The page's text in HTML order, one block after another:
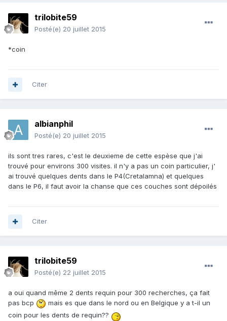
trilobite59
Posté(e) 20 juillet 2015
*coin
Citer
albianphil
Posté(e) 20 juillet 2015
ils sont tres rares, c'est le deuxieme de cette espèse que j'ai
trouvé pour environs 300 visites. il n'y a pas un coin particulier, j'
ai trouvé quelques dents dans le P4(Cretalamna) et quelques
dans le P6, il faut avoir la chanse que ces couches sont dépoilés
Citer
trilobite59
Posté(e) 22 juillet 2015
a oui quand même 2 dents requin pour 300 recherches, ça fait
pas bcp
mais es que dans le nord ou en Belgique y a t-il un
coin pour les dents de requin??